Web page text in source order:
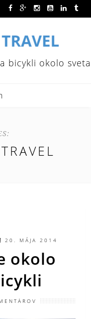
bicykli okolo sveta
20. MÁJA 2014
okolo